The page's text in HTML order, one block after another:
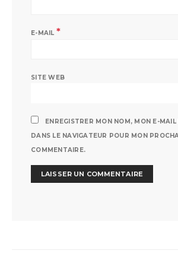
E-MAIL *
SITE WEB
ENREGISTRER MON NOM, MON E-
DANS LE NAVIGATEUR POUR MON
COMMENTAIRE.